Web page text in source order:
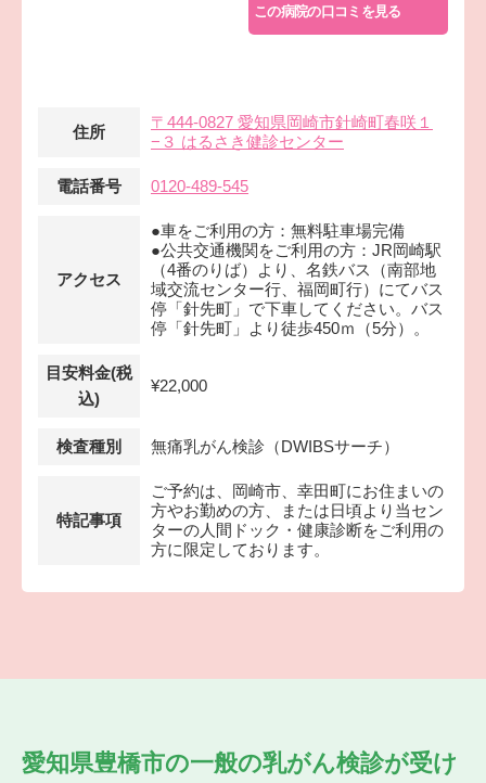
この病院の口コミを見る
住所
〒444-0827 愛知県岡崎市針崎町春咲１
−３ はるさき健診センター
電話番号 0120-489-545
アクセス
●車をご利用の方：無料駐車場完備
●公共交通機関をご利用の方：JR岡崎駅
（4番のりば）より、名鉄バス（南部地
域交流センター行、福岡町行）にてバス
停「針先町」で下車してください。バス
停「針先町」より徒歩450ｍ（5分）。
目安料金(税
込)
¥22,000
検査種別 無痛乳がん検診（DWIBSサーチ）
特記事項
ご予約は、岡崎市、幸田町にお住まいの
方やお勤めの方、または日頃より当セン
ターの人間ドック・健康診断をご利用の
方に限定しております。
愛知県豊橋市の一般の乳がん検診が受け